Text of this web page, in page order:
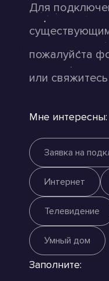
Для
пожалуйста
или
Мне интересны:
Заявка на
Интернет
Телевидение
Умный дом
Заполните: